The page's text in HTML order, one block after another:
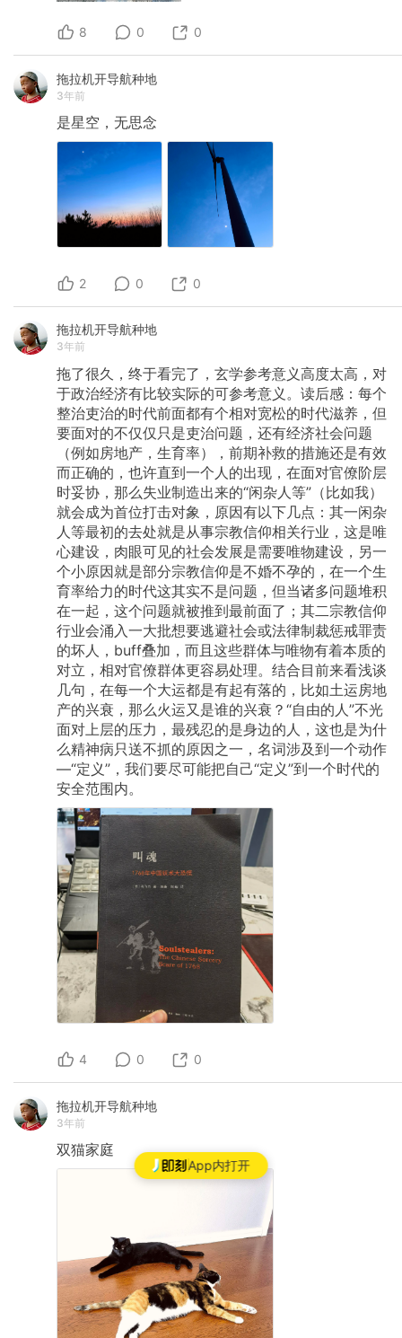
App内打开
8 0 0
拖拉机开导航种地
3年前
是星空，无思念
2 0 0
拖拉机开导航种地
3年前
拖了很久，终于看完了，玄学参考意义高度太高，对
于政治经济有比较实际的可参考意义。读后感：每个
整治吏治的时代前面都有个相对宽松的时代滋养，但
要面对的不仅仅只是吏治问题，还有经济社会问题
（例如房地产，生育率），前期补救的措施还是有效
而正确的，也许直到一个人的出现，在面对官僚阶层
时妥协，那么失业制造出来的“闲杂人等”（比如我）
就会成为首位打击对象，原因有以下几点：其一闲杂
人等最初的去处就是从事宗教信仰相关行业，这是唯
心建设，肉眼可见的社会发展是需要唯物建设，另一
个小原因就是部分宗教信仰是不婚不孕的，在一个生
育率给力的时代这其实不是问题，但当诸多问题堆积
在一起，这个问题就被推到最前面了；其二宗教信仰
行业会涌入一大批想要逃避社会或法律制裁惩戒罪责
的坏人，buff叠加，而且这些群体与唯物有着本质的
对立，相对官僚群体更容易处理。结合目前来看浅谈
几句，在每一个大运都是有起有落的，比如土运房地
产的兴衰，那么火运又是谁的兴衰？“自由的人”不光
面对上层的压力，最残忍的是身边的人，这也是为什
么精神病只送不抓的原因之一，名词涉及到一个动作
—“定义”，我们要尽可能把自己“定义”到一个时代的
安全范围内。
4 0 0
拖拉机开导航种地
3年前
双猫家庭